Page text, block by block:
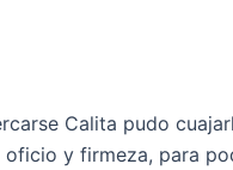
Calita pudo
y firmeza, para